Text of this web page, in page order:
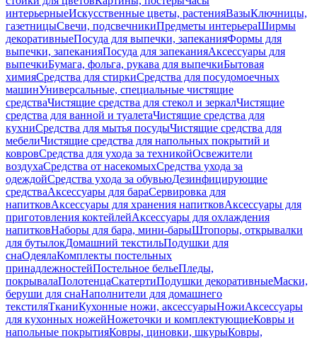
интерьерныеИскусственные цветы, растенияВазыКлючницы,
газетницыСвечи, подсвечникиПредметы интерьераШирмы
декоративныеПосуда для выпечки, запеканияФормы для
выпечки, запеканияПосуда для запеканияАксессуары для
выпечкиБумага, фольга, рукава для выпечкиБытовая
химияСредства для стиркиСредства для посудомоечных
машинУниверсальные, специальные чистящие
средстваЧистящие средства для стекол и зеркалЧистящие
средства для ванной и туалетаЧистящие средства для
кухниСредства для мытья посудыЧистящие средства для
мебелиЧистящие средства для напольных покрытий и
ковровСредства для ухода за техникойОсвежители
воздухаСредства от насекомыхСредства ухода за
одеждойСредства ухода за обувьюДезинфицирующие
средстваАксессуары для бараСервировка для
напитковАксессуары для хранения напитковАксессуары для
приготовления коктейлейАксессуары для охлаждения
напитковНаборы для бара, мини-барыШтопоры, открывалки
для бутылокДомашний текстильПодушки для
снаОдеялаКомплекты постельных
принадлежностейПостельное бельеПледы,
покрывалаПолотенцаСкатертиПодушки декоративныеМаски,
беруши для снаНаполнители для домашнего
текстиляТканиКухонные ножи, аксессуарыНожиАксессуары
для кухонных ножейНожеточки и комплектующиеКовры и
напольные покрытияКовры, циновки, шкурыКовры,